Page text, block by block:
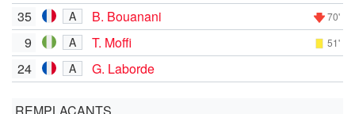
35
A B. Bouanani 70'
9 A T. Moffi 51'
24 A G. Laborde
REMPLAÇANTS